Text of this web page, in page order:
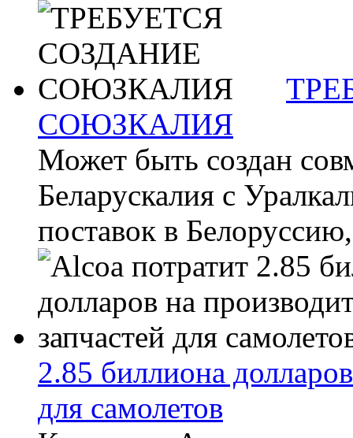
СОЮЗКАЛИЯ
Может быть создан
Беларускалия с
поставок в
2.85 биллиона
для самолетов